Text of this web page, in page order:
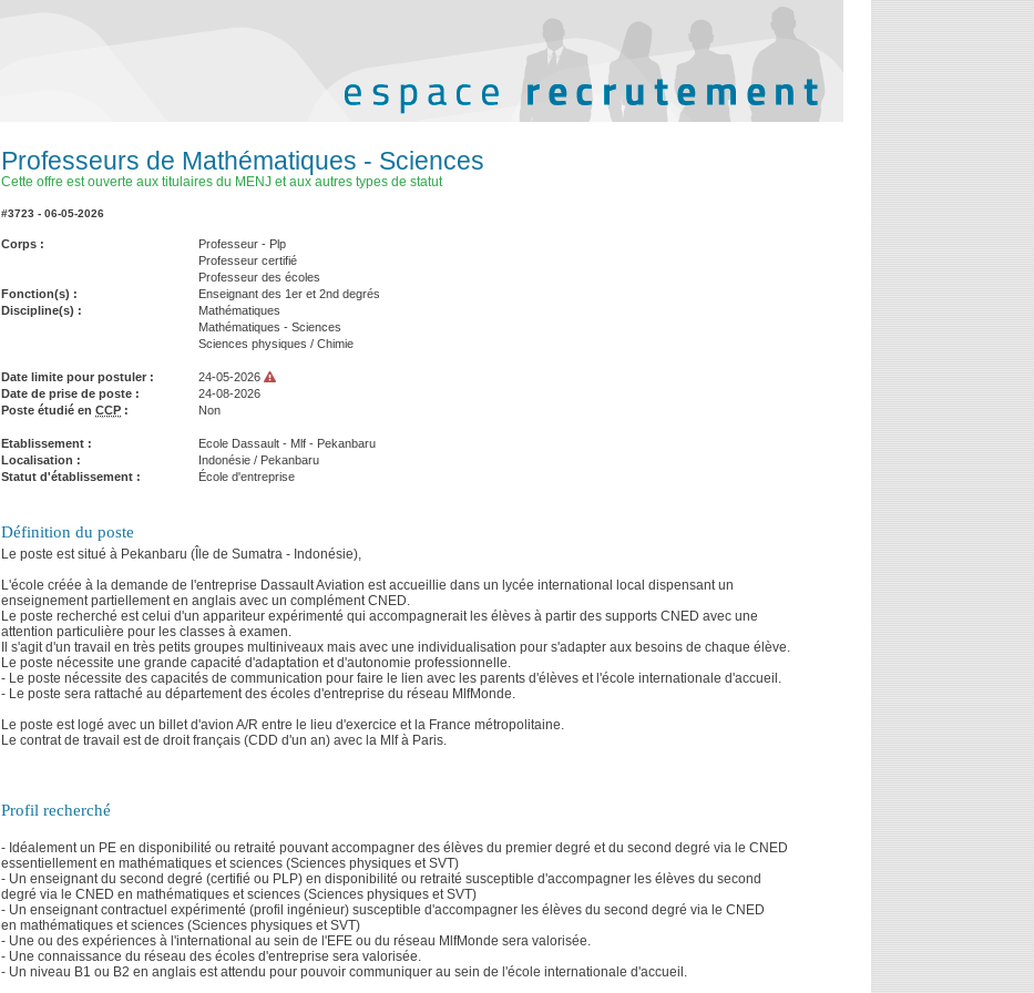
Professeurs de Mathématiques - Sciences
Cette offre est ouverte aux titulaires du MENJ et aux autres types de statut
#3723 - 06-05-2026
Corps
Professeur - Plp
Professeur certifié
Professeur des écoles
Fonction(s)
Enseignant des 1er et 2nd degrés
Discipline(s)
Mathématiques
Mathématiques - Sciences
Sciences physiques / Chimie
Date limite pour postuler
24-05-2026
Date de prise de poste
24-08-2026
Poste étudié en CCP Non
Etablissement
Ecole Dassault - Mlf - Pekanbaru
Localisation
Indonésie / Pekanbaru
Statut d'établissement
École d'entreprise
Définition du poste
Le poste est situé à Pekanbaru (Île de Sumatra - Indonésie),
L'école créée à la demande de l'entreprise Dassault Aviation est accueillie dans un lycée international local dispensant un
enseignement partiellement en anglais avec un complément CNED.
Le poste recherché est celui d'un appariteur expérimenté qui accompagnerait les élèves à partir des supports CNED avec une
attention particulière pour les classes à examen.
Il s'agit d'un travail en très petits groupes multiniveaux mais avec une individualisation pour s'adapter aux besoins de chaque élève.
Le poste nécessite une grande capacité d'adaptation et d'autonomie professionnelle.
- Le poste nécessite des capacités de communication pour faire le lien avec les parents d'élèves et l'école internationale d'accueil.
- Le poste sera rattaché au département des écoles d'entreprise du réseau MlfMonde.
Le poste est logé avec un billet d'avion A/R entre le lieu d'exercice et la France métropolitaine.
Le contrat de travail est de droit français (CDD d'un an) avec la Mlf à Paris.
Profil recherché
- Idéalement un PE en disponibilité ou retraité pouvant accompagner des élèves du premier degré et du second degré via le CNED
essentiellement en mathématiques et sciences (Sciences physiques et SVT)
- Un enseignant du second degré (certifié ou PLP) en disponibilité ou retraité susceptible d'accompagner les élèves du second
degré via le CNED en mathématiques et sciences (Sciences physiques et SVT)
- Un enseignant contractuel expérimenté (profil ingénieur) susceptible d'accompagner les élèves du second degré via le CNED
en mathématiques et sciences (Sciences physiques et SVT)
- Une ou des expériences à l'international au sein de l'EFE ou du réseau MlfMonde sera valorisée.
- Une connaissance du réseau des écoles d'entreprise sera valorisée.
- Un niveau B1 ou B2 en anglais est attendu pour pouvoir communiquer au sein de l'école internationale d'accueil.